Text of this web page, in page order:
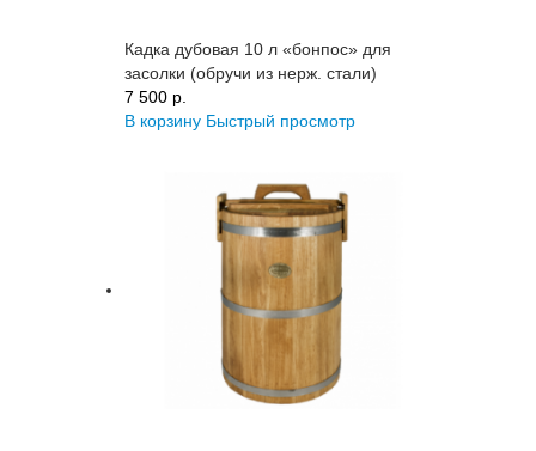
Кадка дубовая 10 л «бонпос» для
засолки (обручи из нерж. стали)
7 500 p.
В корзину Быстрый просмотр